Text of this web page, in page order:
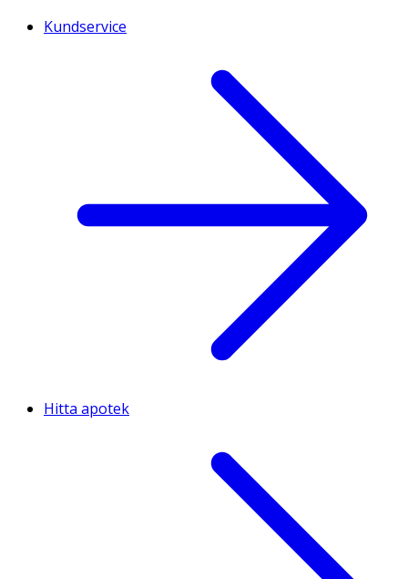
Kundservice
Hitta apotek